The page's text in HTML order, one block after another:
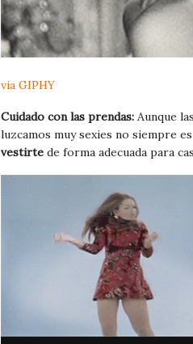
via GIPHY
Cuidado con las prendas: Aunque
luzcamos muy sexies no siempre
vestirte de forma adecuada para